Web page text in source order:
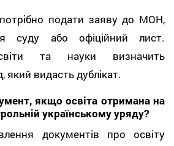
подати заяву до МОН,
суду або офіційний лист.
та науки визначить
який видасть дублікат.
якщо освіта отримана на
українському уряду?
документів про освіту